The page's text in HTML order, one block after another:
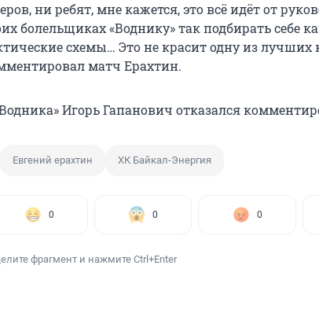
ни ребят, мне кажется, это всё идёт от
болельщиках «Воднику» так подбирать себе
схемы… Это не красит одну из лучших
матч Ерахтин.
Игорь Гапанович отказался
Евгений ерахтин ХК Байкал-Энергия
0 0 0
фрагмент и нажмите Ctrl+Enter